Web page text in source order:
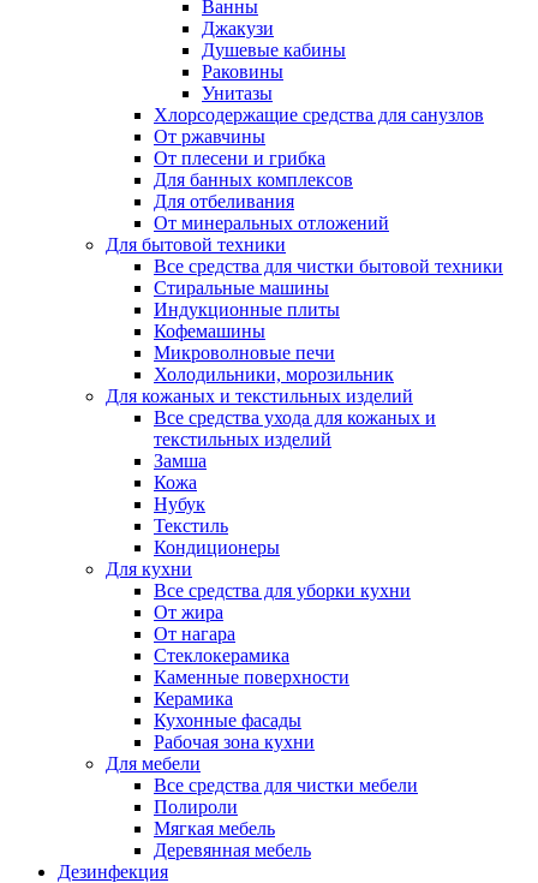
Ванны
Джакузи
Душевые кабины
Раковины
Унитазы
Хлорсодержащие средства для санузлов
От ржавчины
От плесени и грибка
Для банных комплексов
Для отбеливания
От минеральных отложений
Для бытовой техники
Все средства для чистки бытовой техники
Стиральные машины
Индукционные плиты
Кофемашины
Микроволновые печи
Холодильники, морозильник
Для кожаных и текстильных изделий
Все средства ухода для кожаных и
текстильных изделий
Замша
Кожа
Нубук
Текстиль
Кондиционеры
Для кухни
Все средства для уборки кухни
От жира
От нагара
Стеклокерамика
Каменные поверхности
Керамика
Кухонные фасады
Рабочая зона кухни
Для мебели
Все средства для чистки мебели
Полироли
Мягкая мебель
Деревянная мебель
Дезинфекция